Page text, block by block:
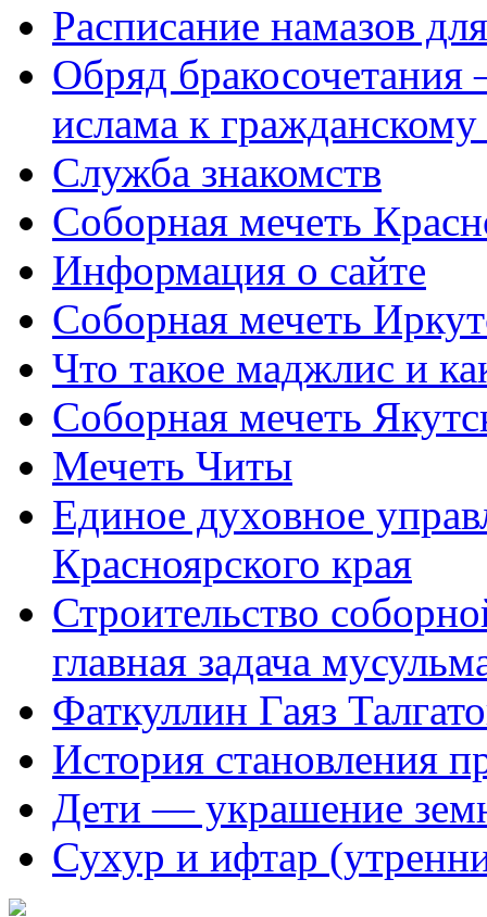
Расписание намазов
Обряд
ислама к гражданскому
Служба знакомств
Соборная мечеть
Информация о сайте
Соборная мечеть
Что такое маджлис и
Соборная мечеть
Мечеть Читы
Единое духовное
Красноярского края
Строительство
главная задача
Фаткуллин Гаяз
История становления
Дети — украшение
Сухур и ифтар